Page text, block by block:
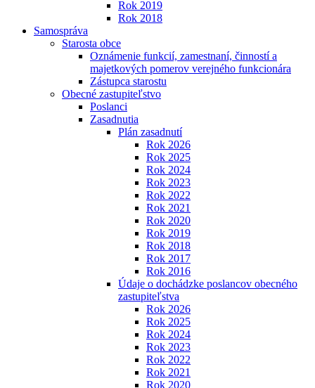
Rok 2019
Rok 2018
Samospráva
Starosta obce
Oznámenie funkcií, zamestnaní, činností a
majetkových pomerov verejného funkcionára
Zástupca starostu
Obecné zastupiteľstvo
Poslanci
Zasadnutia
Plán zasadnutí
Rok 2026
Rok 2025
Rok 2024
Rok 2023
Rok 2022
Rok 2021
Rok 2020
Rok 2019
Rok 2018
Rok 2017
Rok 2016
Údaje o dochádzke poslancov obecného
zastupiteľstva
Rok 2026
Rok 2025
Rok 2024
Rok 2023
Rok 2022
Rok 2021
Rok 2020